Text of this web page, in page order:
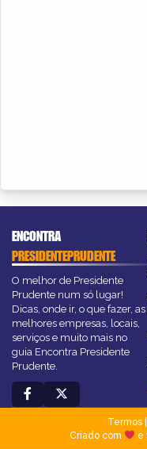
ENCONTRA
PRESIDENTEPRUDENTE
O melhor de Presidente
Prudente num só lugar!
Dicas, onde ir, o que fazer, as
melhores empresas, locais,
serviços e muito mais no
guia Encontra Presidente
Prudente.
Termos|
Criado com
e